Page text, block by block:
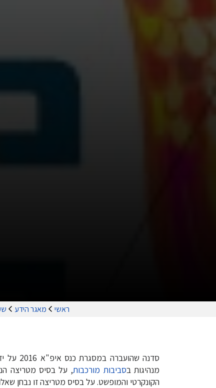
ראשי מאגר הידע
סדנה
מנהיגות בסביבות מורכבות, על בסיס מטריצה
הקונקרטי והמופשט. על בסיס מטריצה זו נבחן